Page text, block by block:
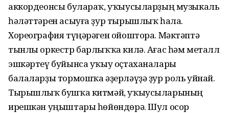
аккордеонсы булараҡ, уҡыусыларҙың музыкаль
һәләттәрен асыуға ҙур тырышлыҡ һала.
Хореография түңәрәген ойоштора. Мәктәптә
тынлы оркестр барлыҡҡа килә. Ағас һәм металл
эшкәртеү буйынса уҡыу оҫтаханалары
балаларҙы тормошҡа әҙерләүҙә ҙур роль уйнай.
Тырышлыҡ бушҡа китмәй, уҡыусыларының
ирешкән уңыштары һөйөндөрә. Шул осор